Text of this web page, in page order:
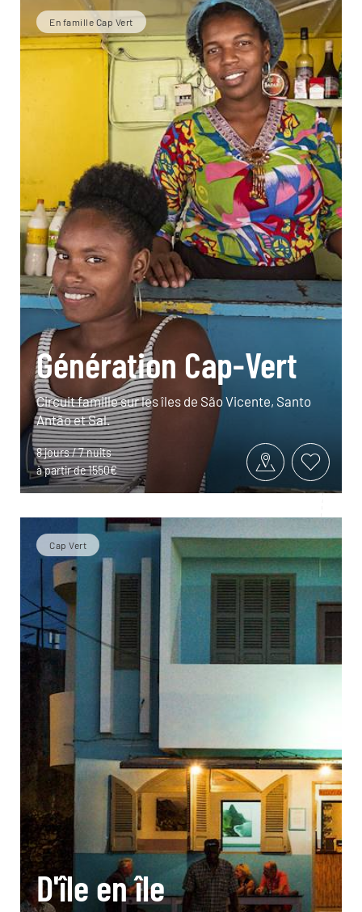
En famille Cap Vert
Génération Cap-Vert
Circuit famille sur les îles de São Vicente, Santo
Antão et Sal.
8 jours / 7 nuits
à partir de 1550€
Cap Vert
D'île en île